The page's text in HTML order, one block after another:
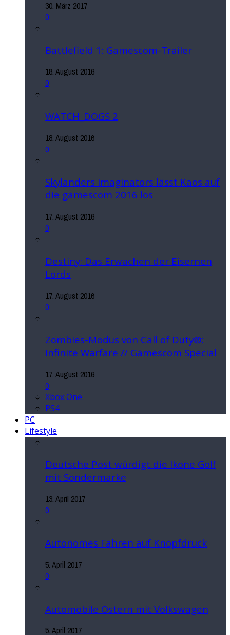
30. März 2017
0
Battlefield 1: Gamescom-Trailer
18. August 2016
0
WATCH_DOGS 2
18. August 2016
0
Skylanders Imaginators lässt Kaos auf
die gamescom 2016 los
17. August 2016
0
Destiny: Das Erwachen der Eisernen
Lords
17. August 2016
0
Zombies-Modus von Call of Duty®:
Infinite Warfare // Gamescom Special
17. August 2016
0
Xbox One
PS4
PC
Lifestyle
Deutsche Post würdigt die Ikone Golf
mit Sondermarke
13. April 2017
0
Autonomes Fahren auf Knopfdruck
5. April 2017
0
Automobile Ostern mit Volkswagen
5. April 2017